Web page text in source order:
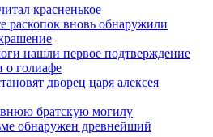
красненькое
раскопок вновь обнаружили
нашли первое подтверждение
о голиафе
дворец царя алексея
братскую могилу
обнаружен древнейший